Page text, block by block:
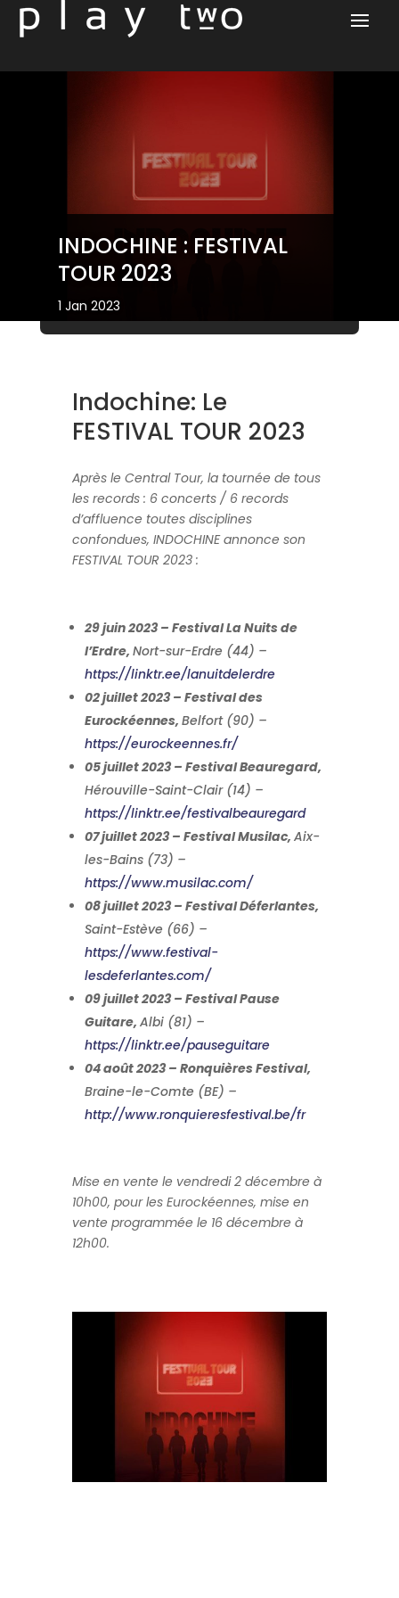
INDOCHINE : FESTIVAL
TOUR 2023
1 Jan 2023
Indochine: Le
FESTIVAL TOUR 2023
Après le Central Tour, la tournée de tous
les records : 6 concerts / 6 records
d’affluence toutes disciplines
confondues, INDOCHINE annonce son
FESTIVAL TOUR 2023 :
29 juin 2023 – Festival La Nuits de
l’Erdre, Nort-sur-Erdre (44) –
https://linktr.ee/lanuitdelerdre
02 juillet 2023 – Festival des
Eurockéennes, Belfort (90) –
https://eurockeennes.fr/
05 juillet 2023 – Festival Beauregard,
Hérouville-Saint-Clair (14) –
https://linktr.ee/festivalbeauregard
07 juillet 2023 – Festival Musilac, Aix-
les-Bains (73) –
https://www.musilac.com/
08 juillet 2023 – Festival Déferlantes,
Saint-Estève (66) –
https://www.festival-
lesdeferlantes.com/
09 juillet 2023 – Festival Pause
Guitare, Albi (81) –
https://linktr.ee/pauseguitare
04 août 2023 – Ronquières Festival,
Braine-le-Comte (BE) –
http://www.ronquieresfestival.be/fr
Mise en vente le vendredi 2 décembre à
10h00, pour les Eurockéennes, mise en
vente programmée le 16 décembre à
12h00.